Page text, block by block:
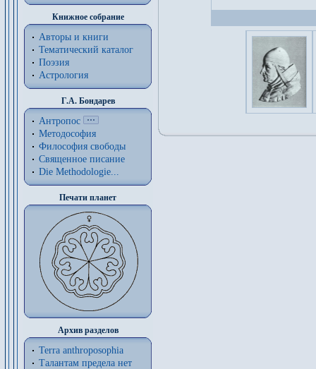
Книжное собрание
Авторы и книги
Тематический каталог
Поэзия
Астрология
Г.А. Бондарев
Антропос
Методософия
Философия cвободы
Священное писание
Die Methodologie...
Печати планет
Архив разделов
Terra anthroposophia
Талантам предела нет